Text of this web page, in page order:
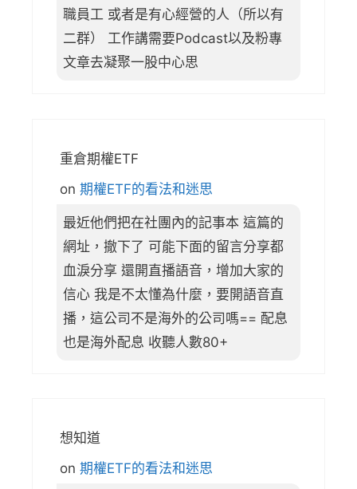
職員工 或者是有心經營的人（所以有
二群） 工作講需要Podcast以及粉專
文章去凝聚一股中心思
重倉期權ETF
on 期權ETF的看法和迷思
最近他們把在社團內的記事本 這篇的
網址，撤下了 可能下面的留言分享都
血淚分享 還開直播語音，增加大家的
信心 我是不太懂為什麼，要開語音直
播，這公司不是海外的公司嗎== 配息
也是海外配息 收聽人數80+
想知道
on 期權ETF的看法和迷思